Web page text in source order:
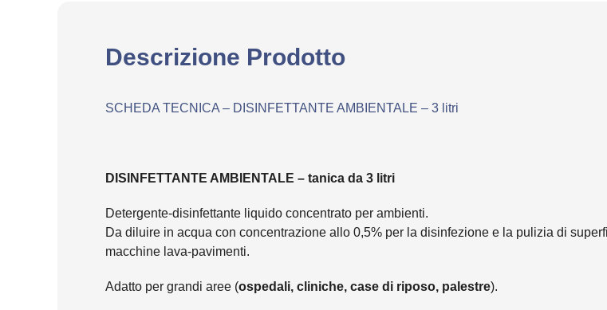
Descrizione Prodotto
SCHEDA TECNICA – DISINFETTANTE AMBIENTALE – 3 litri
DISINFETTANTE AMBIENTALE – tanica da 3 litri
Detergente-disinfettante liquido concentrato per ambienti.
Da diluire in acqua con concentrazione allo 0,5% per la disinfezione e la pulizia di
macchine lava-pavimenti.
Adatto per grandi aree (ospedali, cliniche, case di riposo, palestre).